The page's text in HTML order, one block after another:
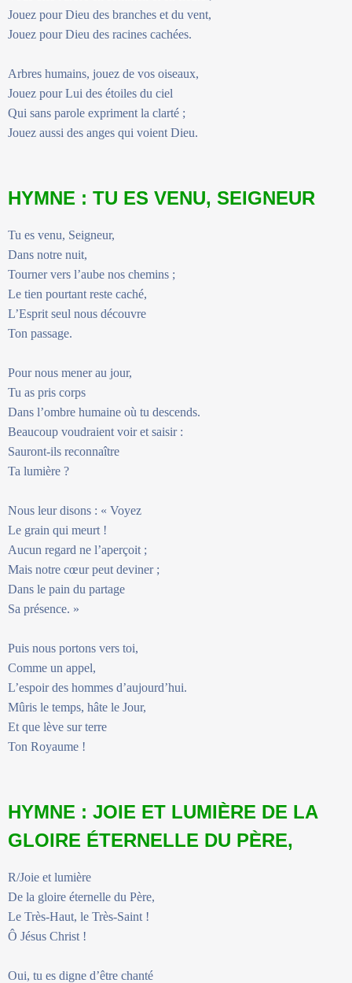
Jouez pour Dieu des branches et du vent,
Jouez pour Dieu des racines cachées.
Arbres humains, jouez de vos oiseaux,
Jouez pour Lui des étoiles du ciel
Qui sans parole expriment la clarté ;
Jouez aussi des anges qui voient Dieu.
HYMNE : TU ES VENU, SEIGNEUR
Tu es venu, Seigneur,
Dans notre nuit,
Tourner vers l’aube nos chemins ;
Le tien pourtant reste caché,
L’Esprit seul nous découvre
Ton passage.
Pour nous mener au jour,
Tu as pris corps
Dans l’ombre humaine où tu descends.
Beaucoup voudraient voir et saisir :
Sauront-ils reconnaître
Ta lumière ?
Nous leur disons : « Voyez
Le grain qui meurt !
Aucun regard ne l’aperçoit ;
Mais notre cœur peut deviner ;
Dans le pain du partage
Sa présence. »
Puis nous portons vers toi,
Comme un appel,
L’espoir des hommes d’aujourd’hui.
Mûris le temps, hâte le Jour,
Et que lève sur terre
Ton Royaume !
HYMNE : JOIE ET LUMIÈRE DE LA
GLOIRE ÉTERNELLE DU PÈRE,
R/Joie et lumière
De la gloire éternelle du Père,
Le Très-Haut, le Très-Saint !
Ô Jésus Christ !
Oui, tu es digne d’être chanté